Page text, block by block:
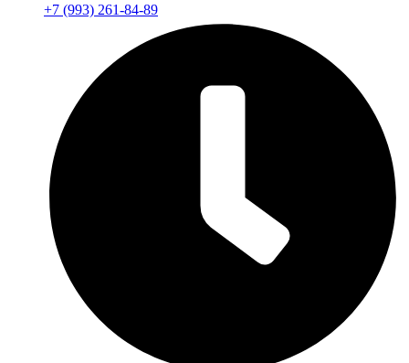
+7 (993) 261-84-89